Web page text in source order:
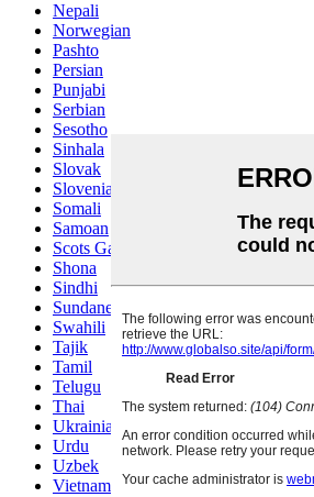
Nepali
Norwegian
Pashto
Persian
Punjabi
Serbian
Sesotho
Sinhala
Slovak
Slovenian
Somali
Samoan
Scots Gaelic
Shona
Sindhi
Sundanese
Swahili
Tajik
Tamil
Telugu
Thai
Ukrainian
Urdu
Uzbek
Vietnamese